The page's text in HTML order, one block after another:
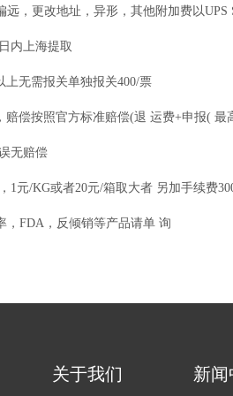
远，更改地址，异形，其他附加费以UPS
内上海提取
上无需报关单独报关400/票
赔偿按照官方标准赔偿(退 运费+申报( 最
无赔偿
1元/KG或者20元/箱取大者 另加手续费
，FDA，反倾销等产品请单 询
关于我们 新闻